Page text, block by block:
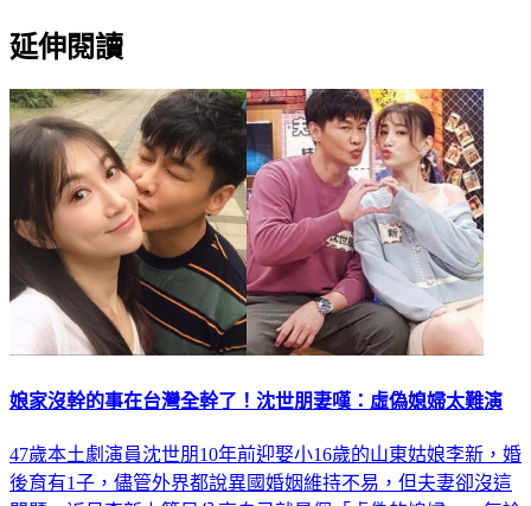
延伸閱讀
娘家沒幹的事在台灣全幹了！沈世朋妻嘆：虛偽媳婦太難演
47歲本土劇演員沈世朋10年前迎娶小16歲的山東姑娘李新，婚
後育有1子，儘管外界都說異國婚姻維持不易，但夫妻卻沒這